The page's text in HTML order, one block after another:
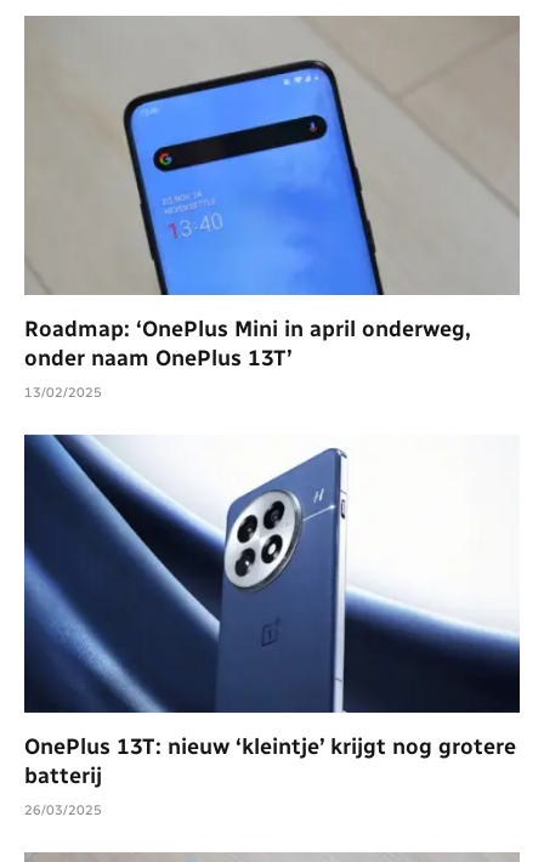
Roadmap: ‘OnePlus Mini in april onderweg,
onder naam OnePlus 13T’
13/02/2025
OnePlus 13T: nieuw ‘kleintje’ krijgt nog grotere
batterij
26/03/2025